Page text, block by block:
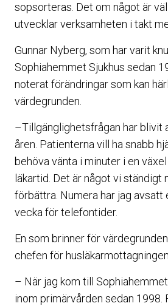
sopsorteras. Det om något är
utvecklar verksamheten i takt
Gunnar Nyberg, som har varit
Sophiahemmet Sjukhus sedan
noterat förändringar som kan
värdegrunden.
–Tillgänglighetsfrågan har blivit
åren. Patienterna vill ha snabb
behöva vänta i minuter i en
läkartid. Det är något vi ständigt
förbättra. Numera har jag avsatt
vecka för telefontider.
En som brinner för
chefen för
– När jag kom till
inom primärvården sedan 1998.